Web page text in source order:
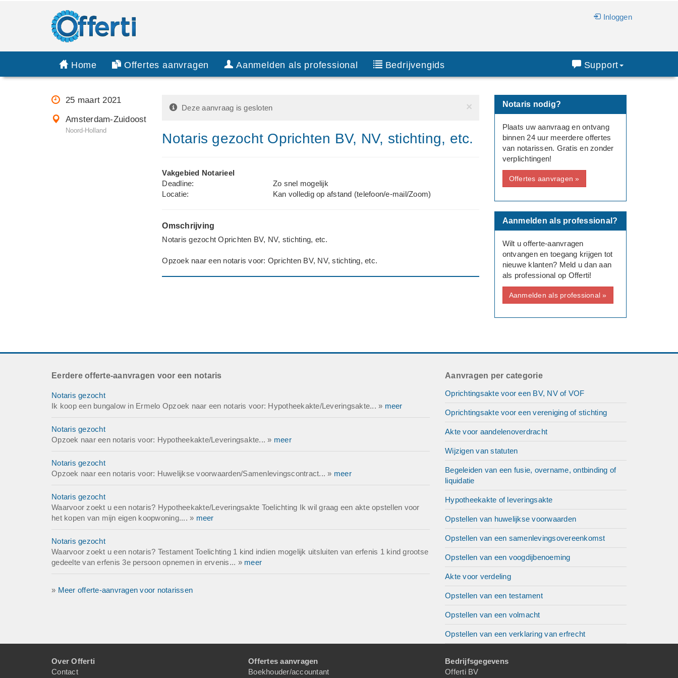
Inloggen
Home Offertes aanvragen Aanmelden als professional Bedrijvengids Support
25 maart 2021
Amsterdam-Zuidoost
Noord-Holland
×
Deze aanvraag is gesloten
Notaris gezocht Oprichten BV, NV, stichting, etc.
Vakgebied Notarieel
Deadline:
Zo snel mogelijk
Locatie:
Kan volledig op afstand (telefoon/e-mail/Zoom)
Omschrijving
Notaris gezocht Oprichten BV, NV, stichting, etc.
Opzoek naar een notaris voor: Oprichten BV, NV, stichting, etc.
Notaris nodig?
Plaats uw aanvraag en ontvang
binnen 24 uur meerdere offertes
van notarissen. Gratis en zonder
verplichtingen!
Offertes aanvragen »
Aanmelden als professional?
Wilt u offerte-aanvragen
ontvangen en toegang krijgen tot
nieuwe klanten? Meld u dan aan
als professional op Offerti!
Aanmelden als professional »
Eerdere offerte-aanvragen voor een notaris
Notaris gezocht
Ik koop een bungalow in Ermelo Opzoek naar een notaris voor: Hypotheekakte/Leveringsakte... » meer
Notaris gezocht
Opzoek naar een notaris voor: Hypotheekakte/Leveringsakte... » meer
Notaris gezocht
Opzoek naar een notaris voor: Huwelijkse voorwaarden/Samenlevingscontract... » meer
Notaris gezocht
Waarvoor zoekt u een notaris? Hypotheekakte/Leveringsakte Toelichting Ik wil graag een akte opstellen voor
het kopen van mijn eigen koopwoning.... » meer
Notaris gezocht
Waarvoor zoekt u een notaris? Testament Toelichting 1 kind indien mogelijk uitsluiten van erfenis 1 kind grootse
gedeelte van erfenis 3e persoon opnemen in ervenis... » meer
» Meer offerte-aanvragen voor notarissen
Aanvragen per categorie
Oprichtingsakte voor een BV, NV of VOF
Oprichtingsakte voor een vereniging of stichting
Akte voor aandelenoverdracht
Wijzigen van statuten
Begeleiden van een fusie, overname, ontbinding of
liquidatie
Hypotheekakte of leveringsakte
Opstellen van huwelijkse voorwaarden
Opstellen van een samenlevingsovereenkomst
Opstellen van een voogdijbenoeming
Akte voor verdeling
Opstellen van een testament
Opstellen van een volmacht
Opstellen van een verklaring van erfrecht
Over Offerti
Contact
Offertes aanvragen
Boekhouder/accountant
Bedrijfsgegevens
Offerti BV